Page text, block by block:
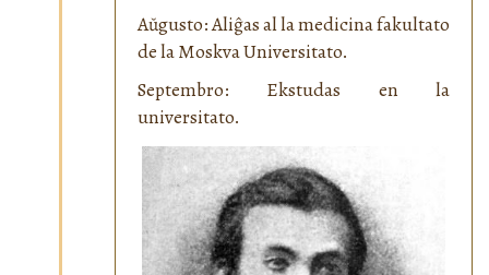
Aŭgusto: Aliĝas al la medicina fakultato
de la Moskva Universitato.
Septembro: Ekstudas en la
universitato.